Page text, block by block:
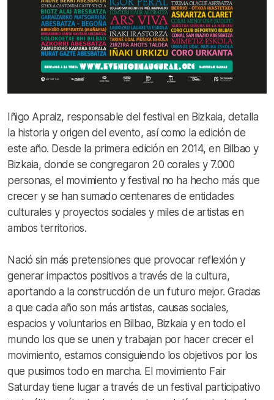
Iñigo Apraiz, responsable del festival en Bizkaia, detalla
la historia y origen del evento, así como la edición de
este año. Desde la primera edición en 2014, en Bilbao y
Bizkaia, donde se congregaron 20 corales y 7.000
personas, el movimiento y festival no ha hecho más que
crecer y se han sumado centenares de entidades
culturales y proyectos sociales y miles de artistas en
ambos territorios.
Nació sin más pretensiones que provocar reflexión y
generar impactos positivos a través de la cultura,
aportando a la construcción de un futuro mejor. Gracias
a que cada año son más artistas, causas sociales,
espacios y voluntarios en Bilbao, Bizkaia y en todo el
mundo los que se unen y trabajan por hacer crecer el
movimiento, estamos consiguiendo los objetivos por los
que pusimos todo en marcha. El movimiento Fair
Saturday tiene lugar a través de un festival participativo